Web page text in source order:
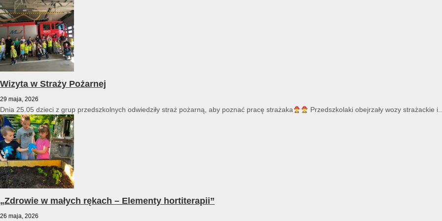
Wizyta w Straży Pożarnej
29 maja, 2026
Dnia 25.05 dzieci z grup przedszkolnych odwiedziły straż pożarną, aby poznać pracę strażaka Przedszkolaki obejrzały wozy strażackie
„Zdrowie w małych rękach – Elementy hortiterapii”
26 maja, 2026